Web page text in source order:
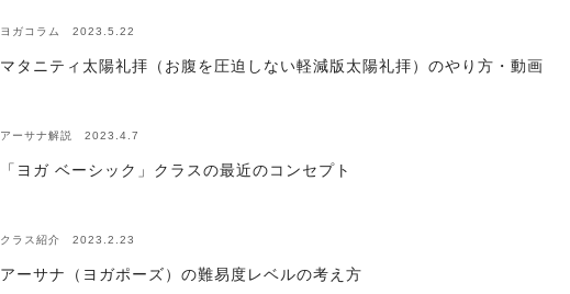
ヨガコラム 2023.5.22
マタニティ太陽礼拝（お腹を圧迫しない軽減版太陽礼拝）のやり方・動画
アーサナ解説 2023.4.7
「ヨガ ベーシック」クラスの最近のコンセプト
クラス紹介 2023.2.23
アーサナ（ヨガポーズ）の難易度レベルの考え方